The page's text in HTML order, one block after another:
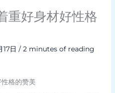
重好身材好性格
日 / 2 minutes of reading
格的赞美